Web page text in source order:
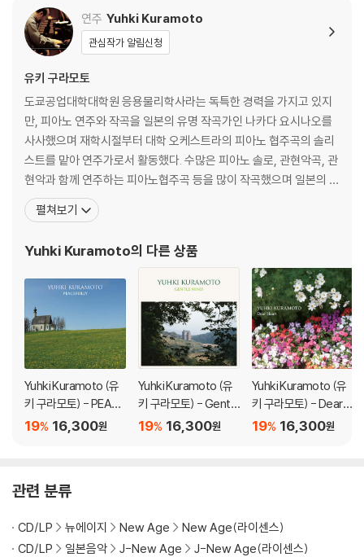
연주 Yuhki Kuramoto
관심작가 알림신청
유키 구라모토
도쿄공업대학대학원 응용물리학사라는 독특한 경력을 가지고 있지
만, 피아노 연주와 작곡을 일본의 유명 작곡가인 나카다 요시나오를
사사했으며 재학시절부터 대학 오케스트라의 피아노 협주곡의 솔리
스트를 맡아 연주가로서 활동했다. 수많은 피아노 솔로, 관현악곡, 관
현악과 함께 연주하는 피아노협주곡 등을 많이 작곡했으며 일본의 드
라마, 영화, 뮤지컬 음악도 다양하게 작곡하며 활발하게 활동하고 있
다. 작풍은 낭만파 스타일이며 풍부한 색채를 가진 화성의 음악을 작
얻었으며 ‘Lake Louise’, ‘Romance’, ‘Me
펼쳐보기
Yuhki Kuramoto의 다른 상품
Yuhki Kuramoto (유
키 구라모토) - PEACE
FULLY16,300원
19%
Yuhki Kuramoto (유
키 구라모토) - Gentle
Mind 16,300원
19%
Yuhki Kuramoto (유
키 구라모토) - Dear H
eart 16,300원
19%
관련 분류
CD/LP 뉴에이지 New Age
New Age(라이센스)
CD/LP
일본음악 J-New Age
J-New Age(라이센스)